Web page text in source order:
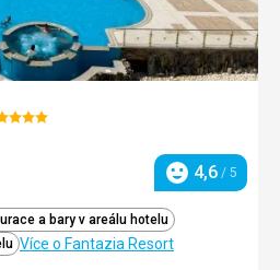
Hodnocení
4,6 / 5
a bary v areálu hotelu
Více o Fantazia Resort